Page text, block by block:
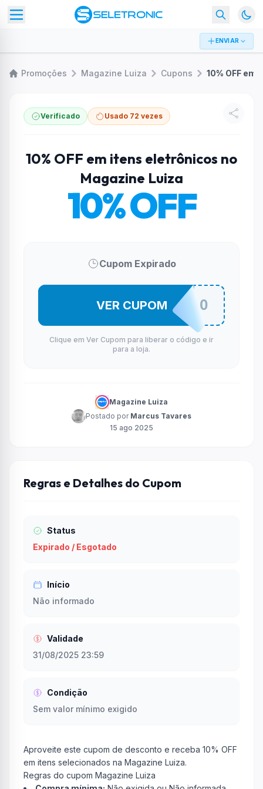
ENVIAR
Promoções Magazine Luiza Cupons
Verificado Usado 72 vezes
10% OFF em itens eletrônicos no
Magazine Luiza
10% OFF
Cupom Expirado
10SALDAO
VER CUPOM
Clique em Ver Cupom para liberar o código e ir
para a loja.
Magazine Luiza
Postado por Marcus Tavares
15 ago 2025
Regras e Detalhes do Cupom
Status
Expirado / Esgotado
Início
Não informado
Validade
31/08/2025 23:59
Condição
Sem valor mínimo exigido
Aproveite este cupom de desconto e receba 10% OFF
em itens selecionados na Magazine Luiza.
Regras do cupom Magazine Luiza